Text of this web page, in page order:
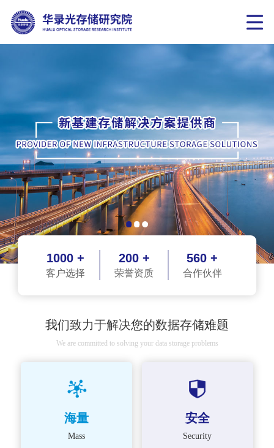
1000 +
客户选择
200 +
荣誉资质
560 +
合作伙伴
我们致力于解决您的数据存储难题
We are committed to solving your data storage problems
海量
Mass
安全
Security